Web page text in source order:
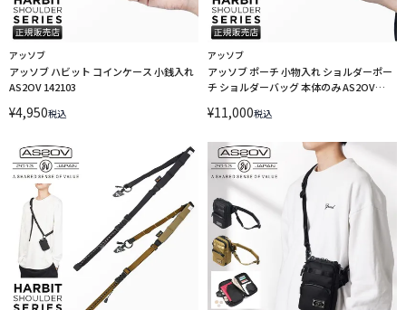
アッソブ
アッソブ ハビット コインケース 小銭入れ
AS2OV 142103
¥4,950税込
アッソブ
アッソブ ポーチ 小物入れ ショルダーポー
チ ショルダーバッグ 本体のみ AS2OV
¥11,000税込